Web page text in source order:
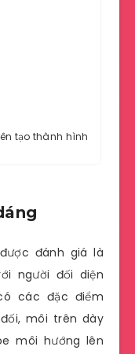
tạo thành hình
đánh giá là
người đối diện
các đặc điểm
môi trên dày
môi hướng lên